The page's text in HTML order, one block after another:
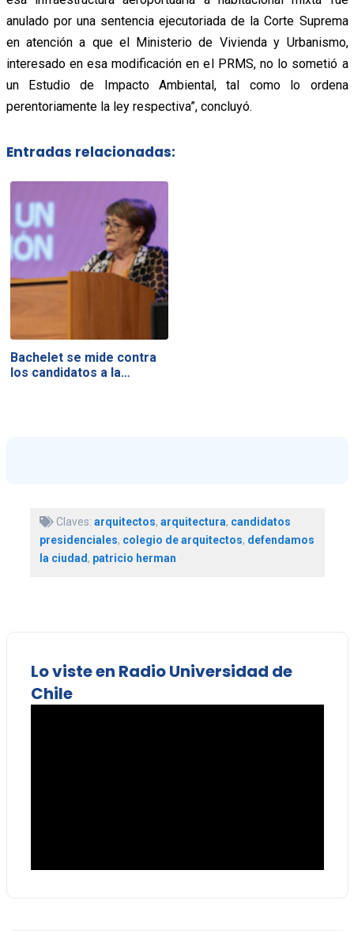
anulado por una sentencia ejecutoriada de la Corte Suprema
en atención a que el Ministerio de Vivienda y Urbanismo,
interesado en esa modificación en el PRMS, no lo sometió a
un Estudio de Impacto Ambiental, tal como lo ordena
perentoriamente la ley respectiva”, concluyó.
Entradas relacionadas:
Bachelet se mide contra
los candidatos a la…
Claves: arquitectos, arquitectura, candidatos
presidenciales, colegio de arquitectos, defendamos
la ciudad, patricio herman
Lo viste en Radio Universidad de
Chile